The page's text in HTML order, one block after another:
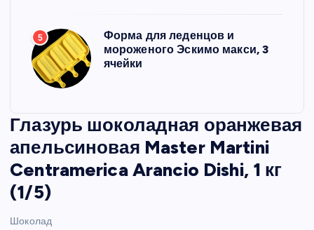
5
Форма для леденцов и
мороженого Эскимо макси, 3
ячейки
Глазурь шоколадная оранжевая
апельсиновая Master Martini
Centramerica Arancio Dishi, 1 кг
(1/5)
Шоколад